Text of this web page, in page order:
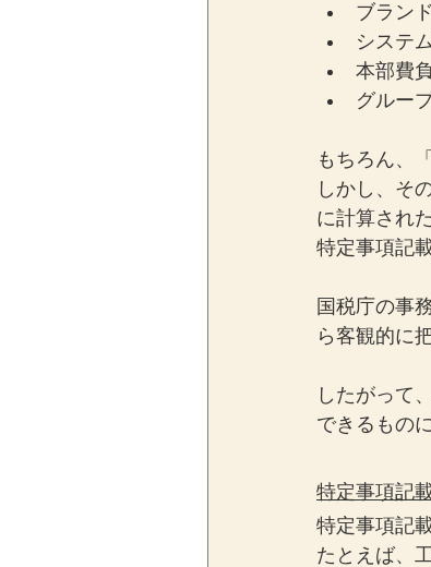
ブラン
システ
本部費
グルー
もちろん、
しかし、そ
に計算され
特定事項記
国税庁の事
ら客観的に
したがって
できるもの
特定事項記
特定事項記
たとえば、